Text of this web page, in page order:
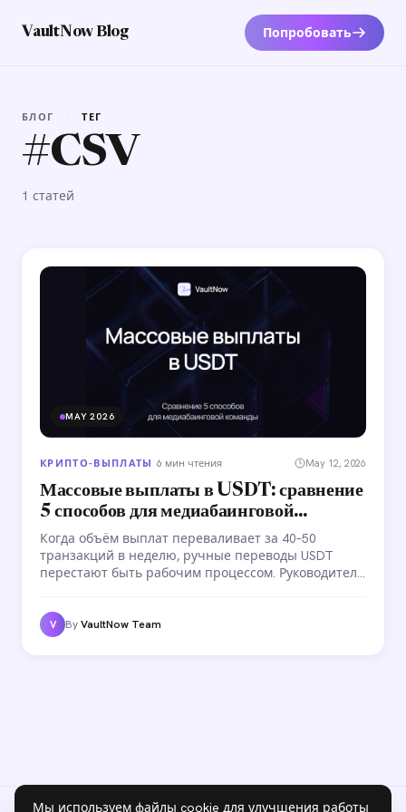
VaultNow Blog Попробовать
БЛОГ ТЕГ
#CSV
1 статей
MAY 2026
КРИПТО-ВЫПЛАТЫ · 6 мин чтения May 12, 2026
Массовые выплаты в USDT: сравнение
5 способов для медиабаинговой
команды
Когда объём выплат переваливает за 40–50
транзакций в неделю, ручные переводы USDT
перестают быть рабочим процессом. Руководитель
ручных переводов до смарт-контрактов и
специализированных сервисов.
V ByVaultNow Team
Мы используем файлы cookie для улучшения работы